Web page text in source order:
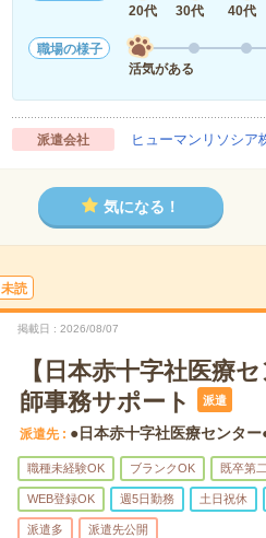
20代
30代 40代
職場の様子
活気がある
派遣会社 ヒューマンリソシア
気になる！
未読
掲載日 2026/08/07
【日本赤十字社医療
師事務サポート
派遣
派遣先 ●日本赤十字社医療センター
職種未経験OK ブランクOK 既卒第
WEB登録OK 週5日勤務 土日祝休
派遣多 派遣先公開